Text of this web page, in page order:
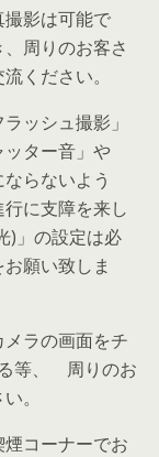
影は可能で
周りのお客さ
ください。
ッシュ撮影」
ター音」や
ならないよう
に支障を来し
)」の設定は必
願い致しま
ラの画面をチ
等、 周りのお
。
コーナーでお